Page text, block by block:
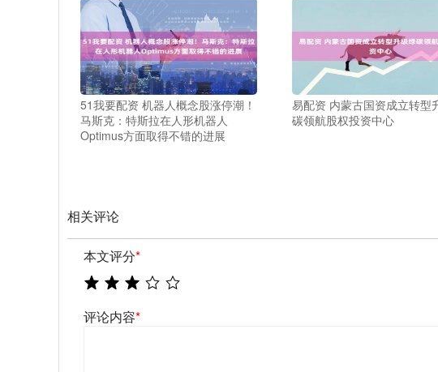
51我要配资 机器人概念股涨停潮！
马斯克：特斯拉在人形机器人
Optimus方面取得不错的进展
易配资 内蒙古国资成立转型
碳领航股权投资中心
相关评论
本文评分*
评论内容*